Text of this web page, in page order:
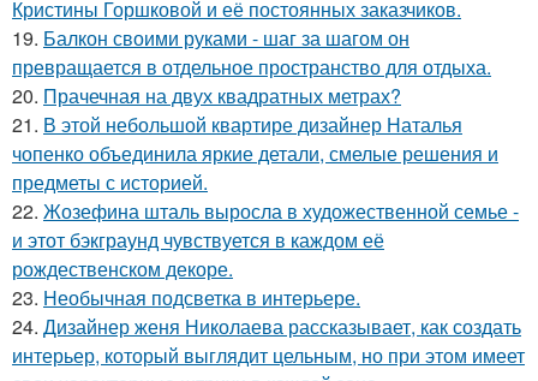
Кристины Горшковой и её постоянных заказчиков.
19. Балкон своими руками - шаг за шагом он
превращается в отдельное пространство для отдыха.
20. Прачечная на двух квадратных метрах?
21. В этой небольшой квартире дизайнер Наталья
чопенко объединила яркие детали, смелые решения и
предметы с историей.
22. Жозефина шталь выросла в художественной семье -
и этот бэкграунд чувствуется в каждом её
рождественском декоре.
23. Необычная подсветка в интерьере.
24. Дизайнер женя Николаева рассказывает, как создать
интерьер, который выглядит цельным, но при этом имеет